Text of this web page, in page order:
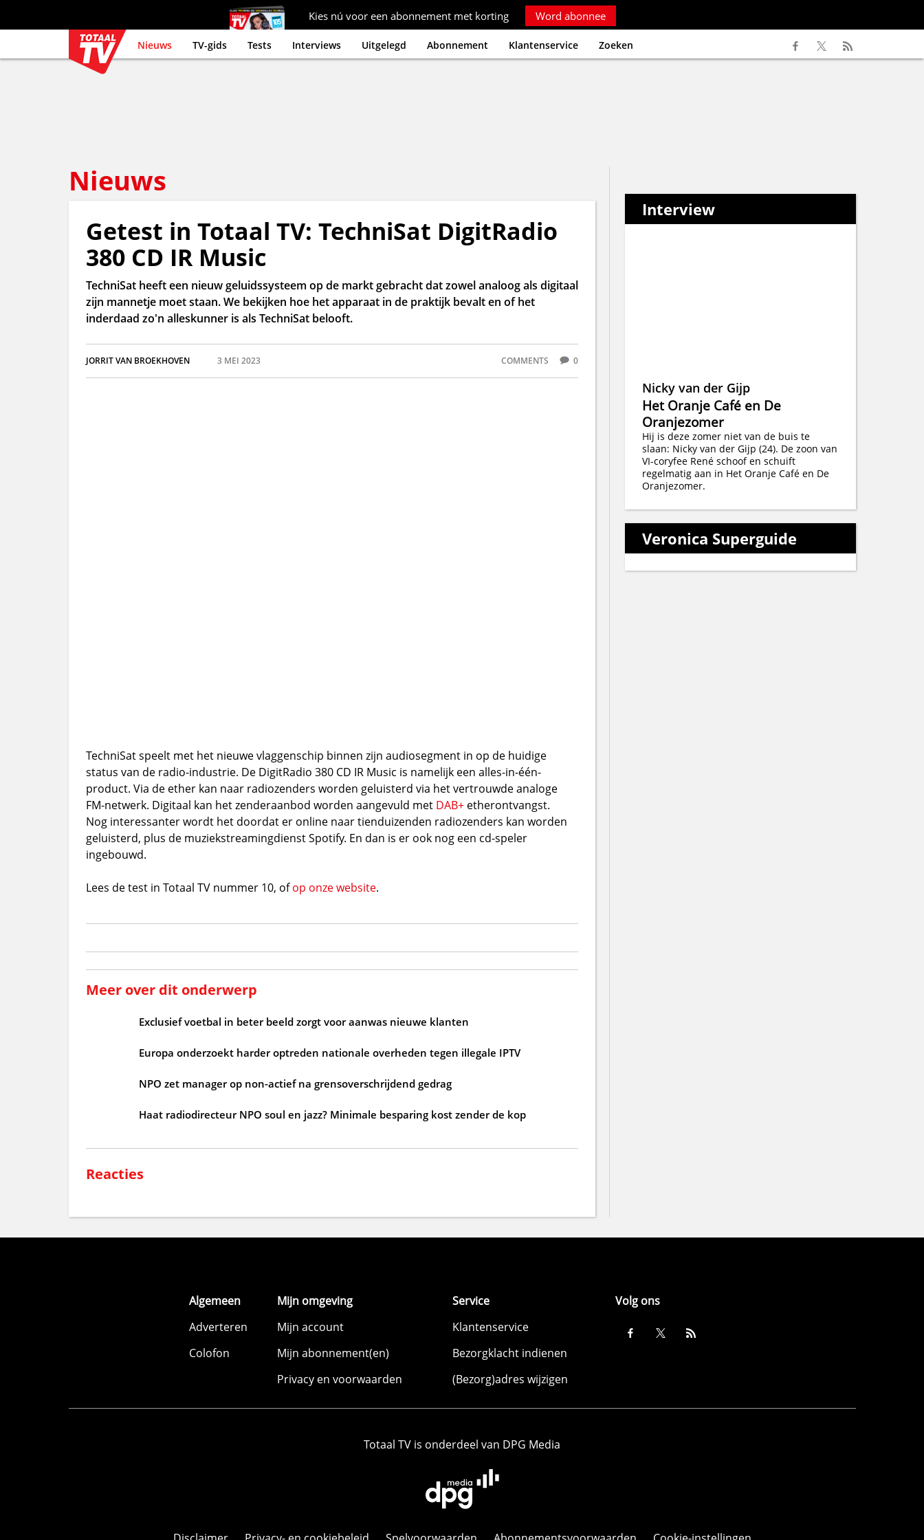
Kies nú voor een abonnement met korting Word abonnee
Nieuws TV-gids Tests Interviews Uitgelegd Abonnement Klantenservice Zoeken
Nieuws
Getest in Totaal TV: TechniSat DigitRadio
380 CD IR Music
TechniSat heeft een nieuw geluidssysteem op de markt gebracht dat zowel analoog als digitaal
zijn mannetje moet staan. We bekijken hoe het apparaat in de praktijk bevalt en of het
inderdaad zo'n alleskunner is als TechniSat belooft.
JORRIT VAN BROEKHOVEN 3 MEI 2023 COMMENTS 0
TechniSat speelt met het nieuwe vlaggenschip binnen zijn audiosegment in op de huidige
status van de radio-industrie. De DigitRadio 380 CD IR Music is namelijk een alles-in-één-
product. Via de ether kan naar radiozenders worden geluisterd via het vertrouwde analoge
FM-netwerk. Digitaal kan het zenderaanbod worden aangevuld met DAB+etherontvangst.
Nog interessanter wordt het doordat er online naar tienduizenden radiozenders kan worden
geluisterd, plus de muziekstreamingdienst Spotify. En dan is er ook nog een cd-speler
ingebouwd.
Lees de test in Totaal TV nummer 10, ofop onze website.
Meer over dit onderwerp
Exclusief voetbal in beter beeld zorgt voor aanwas nieuwe klanten
Europa onderzoekt harder optreden nationale overheden tegen illegale IPTV
NPO zet manager op non-actief na grensoverschrijdend gedrag
Haat radiodirecteur NPO soul en jazz? Minimale besparing kost zender de kop
Reacties
Interview
Nicky van der Gijp
Het Oranje Café en De
Oranjezomer
Hij is deze zomer niet van de buis te
slaan: Nicky van der Gijp (24). De zoon van
VI-coryfee René schoof en schuift
regelmatig aan in Het Oranje Café en De
Oranjezomer.
Veronica Superguide
Algemeen
Adverteren
Colofon
Mijn omgeving
Mijn account
Mijn abonnement(en)
Privacy en voorwaarden
Service
Klantenservice
Bezorgklacht indienen
(Bezorg)adres wijzigen
Volg ons
Totaal TV is onderdeel van DPG Media